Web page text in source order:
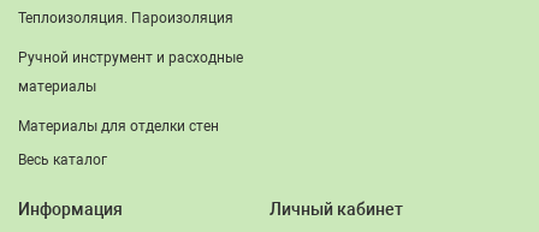
Теплоизоляция. Пароизоляция
Ручной инструмент и расходные
материалы
Материалы для отделки стен
Весь каталог
Информация Личный кабинет